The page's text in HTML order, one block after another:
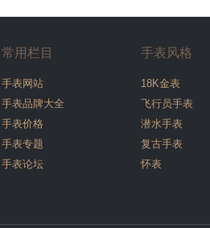
常用栏目
手表网站
手表品牌大全
手表价格
手表专题
手表论坛
手表风格
18K金表
飞行员手表
潜水手表
复古手表
怀表